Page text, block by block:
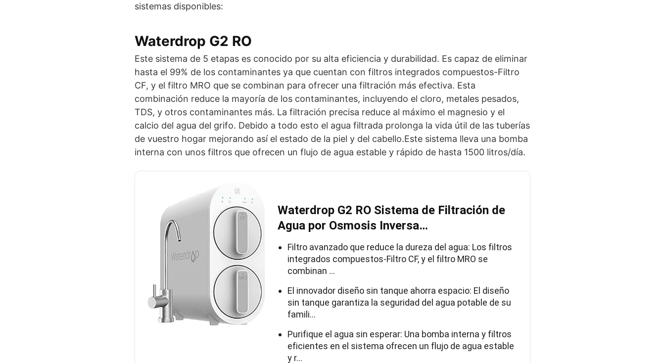
sistemas disponibles:
Waterdrop G2 RO
Este sistema de 5 etapas es conocido por su alta eficiencia y durabilidad. Es capaz de eliminar
hasta el 99% de los contaminantes ya que cuentan con filtros integrados compuestos-Filtro
CF, y el filtro MRO que se combinan para ofrecer una filtración más efectiva. Esta
combinación reduce la mayoría de los contaminantes, incluyendo el cloro, metales pesados,
TDS, y otros contaminantes más. La filtración precisa reduce al máximo el magnesio y el
calcio del agua del grifo. Debido a todo esto el agua filtrada prolonga la vida útil de las tuberías
de vuestro hogar mejorando así el estado de la piel y del cabello.Este sistema lleva una bomba
interna con unos filtros que ofrecen un flujo de agua estable y rápido de hasta 1500 litros/día.
Waterdrop G2 RO Sistema de Filtración de
Agua por Osmosis Inversa…
Filtro avanzado que reduce la dureza del agua: Los filtros
integrados compuestos-Filtro CF, y el filtro MRO se
combinan …
El innovador diseño sin tanque ahorra espacio: El diseño
sin tanque garantiza la seguridad del agua potable de su
famili…
Purifique el agua sin esperar: Una bomba interna y filtros
eficientes en el sistema ofrecen un flujo de agua estable
y r…